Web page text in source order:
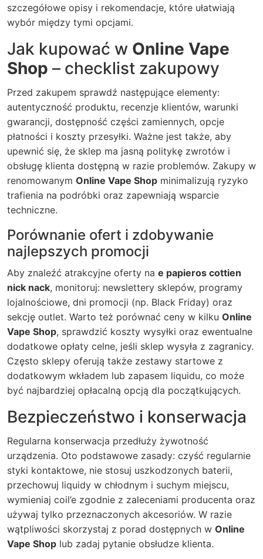
szczegółowe opisy i rekomendacje, które ułatwiają
wybór między tymi opcjami.
Jak kupować w Online Vape
Shop – checklist zakupowy
Przed zakupem sprawdź następujące elementy:
autentyczność produktu, recenzje klientów, warunki
gwarancji, dostępność części zamiennych, opcje
płatności i koszty przesyłki. Ważne jest także, aby
upewnić się, że sklep ma jasną politykę zwrotów i
obsługę klienta dostępną w razie problemów. Zakupy w
renomowanym Online Vape Shop minimalizują ryzyko
trafienia na podróbki oraz zapewniają wsparcie
techniczne.
Porównanie ofert i zdobywanie
najlepszych promocji
Aby znaleźć atrakcyjne oferty na e papieros cottien
nick nack, monitoruj: newslettery sklepów, programy
lojalnościowe, dni promocji (np. Black Friday) oraz
sekcję outlet. Warto też porównać ceny w kilku Online
Vape Shop, sprawdzić koszty wysyłki oraz ewentualne
dodatkowe opłaty celne, jeśli sklep wysyła z zagranicy.
Często sklepy oferują także zestawy startowe z
dodatkowym wkładem lub zapasem liquidu, co może
być najbardziej opłacalną opcją dla początkujących.
Bezpieczeństwo i konserwacja
Regularna konserwacja przedłuży żywotność
urządzenia. Oto podstawowe zasady: czyść regularnie
styki kontaktowe, nie stosuj uszkodzonych baterii,
przechowuj liquidy w chłodnym i suchym miejscu,
wymieniaj coil’e zgodnie z zaleceniami producenta oraz
używaj tylko przeznaczonych akcesoriów. W razie
wątpliwości skorzystaj z porad dostępnych w Online
Vape Shop lub zadaj pytanie obsłudze klienta.